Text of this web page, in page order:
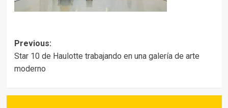
Post
navigation
Previous:
Star 10 de Haulotte trabajando en una galería de arte
moderno